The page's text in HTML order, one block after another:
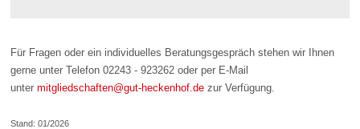
Für Fragen oder ein individuelles Beratungsgespräch stehen wir Ihnen
gerne unter Telefon 02243 - 923262 oder per E-Mail
untermitgliedschaften@gut-heckenhof.dezur Verfügung.
Stand: 01/2026